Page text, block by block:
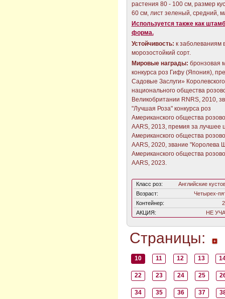
растения 80 - 100 см, размер
60 см, лист зеленый, средний,
Используется также как
форма.
Устойчивость: к заболеваниям
морозостойкий сорт.
Мировые награды: бронзовая
конкурса роз Гифу (Япония),
Садовые Заслуги» Королевского
национального общества
Великобритании RNRS, 2010,
"Лучшая Роза" конкурса роз
Американского общества
AARS, 2013, премия за лучшее
Американского общества
AARS, 2020, звание "Королева
Американского общества
AARS, 2023.
Класс роз:
Английские
Возраст:
Четырех-
Контейнер:
АКЦИЯ:
НЕ
Страницы:
10 11 12 13
22 23 24 25
34 35 36 37